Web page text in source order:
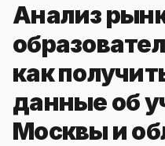
Анализ
как
данные об
Москвы и